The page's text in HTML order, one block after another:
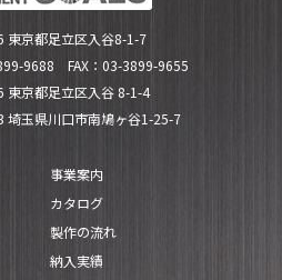
東京都足立区入谷8-1-7
9688 FAX：03-3899-9655
東京都足立区入谷 8-1-4
埼玉県川口市南鳩ヶ谷1-25-7
事業案内
カタログ
製作の流れ
納入実績